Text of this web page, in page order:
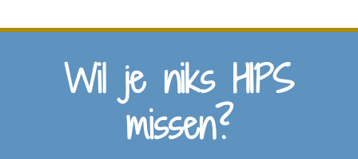
Wil je niks HIPS
missen?